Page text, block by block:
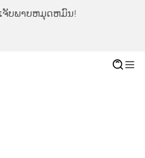
ເຈັບພາບຫມຸດຫມົນ!